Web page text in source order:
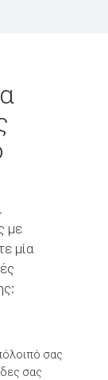
με
μία
σας
σας